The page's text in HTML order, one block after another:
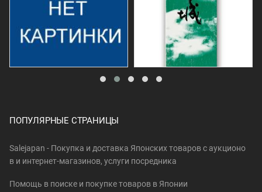
ПОПУЛЯРНЫЕ СТРАНИЦЫ
Salejapan - Покупка и доставка Японских товаров c аукционо
в и интернет-магазинов, услуги посредника
Помощь в поиске и покупке товаров в Японии